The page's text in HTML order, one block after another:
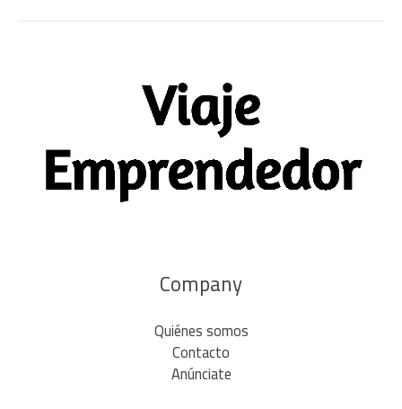
Company
Quiénes somos
Contacto
Anúnciate